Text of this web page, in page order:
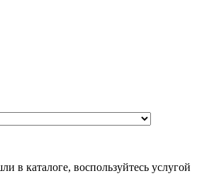
в каталоге, воспользуйтесь услугой